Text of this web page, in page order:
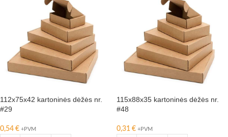
112x75x42 kartoninės dėžės nr.
#29
0,54 € +PVM
115x88x35 kartoninės dėžės nr.
#48
0,31 € +PVM